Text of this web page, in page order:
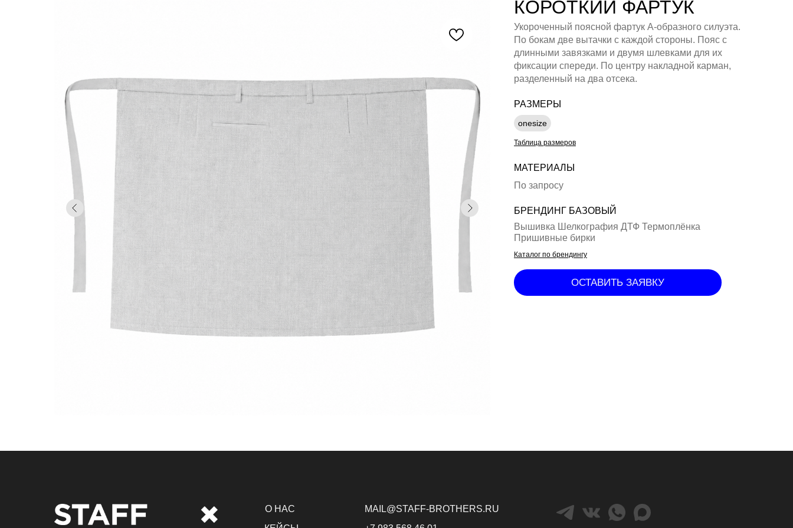
КОРОТКИЙ ФАРТУК
Укороченный поясной фартук А-образного силуэта.
По бокам две вытачки с каждой стороны. Пояс с
длинными завязками и двумя шлевками для их
фиксации спереди. По центру накладной карман,
разделенный на два отсека.
Вышивка Шелкография ДТФ Термоплёнка
Пришивные бирки
БРЕНДИНГ БАЗОВЫЙ
РАЗМЕРЫ
onesize
ОСТАВИТЬ ЗАЯВКУ
По запросу
МАТЕРИАЛЫ
Таблица размеров
Каталог по брендингу
MAIL@STAFF-BROTHERS.RU
О НАС